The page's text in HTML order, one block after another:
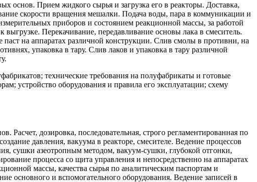
основ. Прием жидкого сырья и загрузка его в реакторы. Доставка,
скорости вращения мешалки. Подача воды, пара в коммуникации и
приборов и состоянием реакционной массы, за работой
Перекачивание, передавливание основы лака в смеситель.
на аппаратах различной конструкции. Слив смолы в противни, на
упаковка в тару. Слив лаков и упаковка в тару различной
технические требования на полуфабрикаты и готовые
устройство оборудования и правила его эксплуатации; схему
Расчет, дозировка, последовательная, строго регламентированная по
давления, вакуума в реакторе, смесителе. Ведение процессов
сушки азеотропным методом, вакуум-сушки, глубокой отгонки,
процесса со щита управления и непосредственно на аппаратах
массы, качества сырья по аналитическим паспортам и
основного и вспомогательного оборудования. Ведение записей в